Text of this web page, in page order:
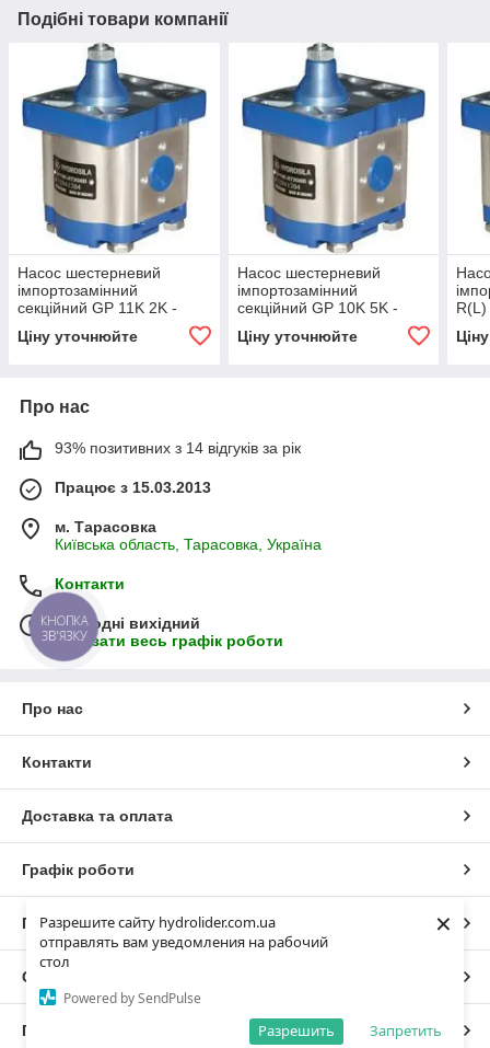
Разрешите сайту hydrolider.com.ua
отправлять вам уведомления на рабочий
стол
Powered by SendPulse
Запретить
Разрешить
×
Подібні товари компанії
Насос шестерневий
імпортозамінний
секційний GP 11K 2K -
Ціну уточнюйте
Насос шестерневий
імпортозамінний
секційний GP 10K 5K -
Ціну уточнюйте
R(L)
Про нас
93% позитивних з 14 відгуків за рік
Працює з 15.03.2013
м. Тарасовка
Київська область, Тарасовка, Україна
Контакти
Сьогодні вихідний
Показати весь графік роботи
Про нас
Контакти
Доставка та оплата
Графік роботи
Повна версія сайту
Сайт створено на маркетплейсі
Політика конфіденційності
КНОПКА
ЗВ'ЯЗКУ